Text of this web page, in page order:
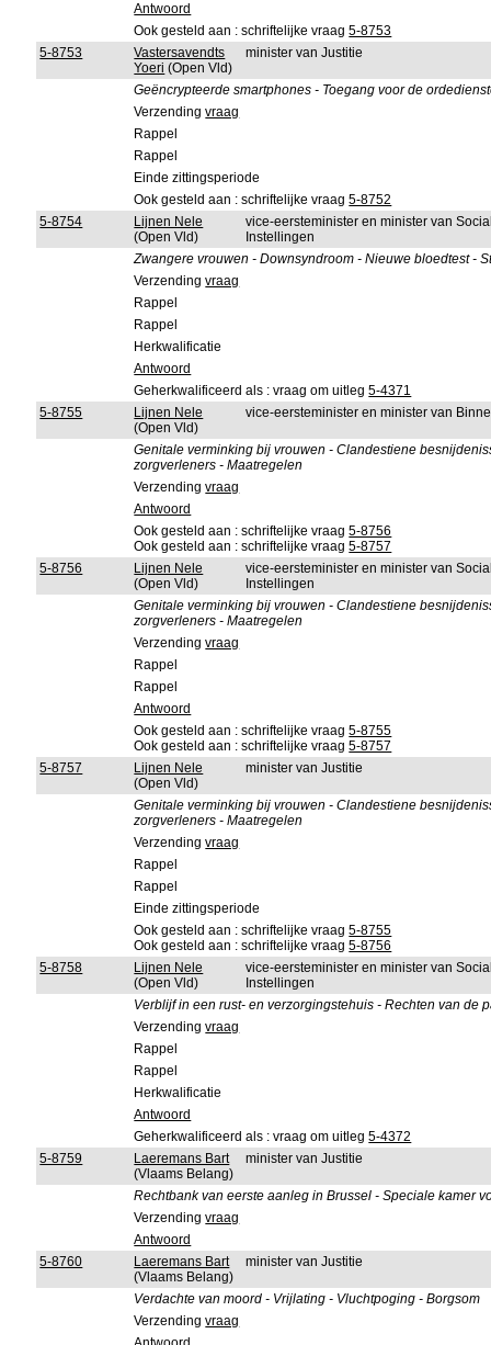
Antwoord
Ook gesteld aan : schriftelijke vraag5-8753
5-8753
Vastersavendts
Yoeri (Open Vld)
minister van Justitie
Geëncrypteerde smartphones - Toegang voor de
Verzendingvraag
Rappel
Rappel
Einde zittingsperiode
Ook gesteld aan : schriftelijke vraag5-8752
5-8754
Lijnen Nele
(Open Vld)
vice-eersteminister en minister van
Instellingen
Zwangere vrouwen - Downsyndroom - Nieuwe bloedtest -
Verzendingvraag
Rappel
Rappel
Herkwalificatie
Antwoord
Geherkwalificeerd als : vraag om uitleg5-4371
5-8755
Lijnen Nele
(Open Vld)
vice-eersteminister en minister van
Genitale verminking bij vrouwen - Clandestiene
zorgverleners - Maatregelen
Verzendingvraag
Antwoord
Ook gesteld aan : schriftelijke vraag5-8756
Ook gesteld aan : schriftelijke vraag5-8757
5-8756
Lijnen Nele
(Open Vld)
vice-eersteminister en minister van
Instellingen
Genitale verminking bij vrouwen - Clandestiene
zorgverleners - Maatregelen
Verzendingvraag
Rappel
Rappel
Antwoord
Ook gesteld aan : schriftelijke vraag5-8755
Ook gesteld aan : schriftelijke vraag5-8757
5-8757
Lijnen Nele
(Open Vld)
minister van Justitie
Genitale verminking bij vrouwen - Clandestiene
zorgverleners - Maatregelen
Verzendingvraag
Rappel
Rappel
Einde zittingsperiode
Ook gesteld aan : schriftelijke vraag5-8755
Ook gesteld aan : schriftelijke vraag5-8756
5-8758
Lijnen Nele
(Open Vld)
vice-eersteminister en minister van
Instellingen
Verblijf in een rust- en verzorgingstehuis - Rechten van de
Verzendingvraag
Rappel
Rappel
Herkwalificatie
Antwoord
Geherkwalificeerd als : vraag om uitleg5-4372
5-8759
Laeremans Bart
(Vlaams Belang)
minister van Justitie
Rechtbank van eerste aanleg in Brussel - Speciale kamer
Verzendingvraag
Antwoord
5-8760
Laeremans Bart
(Vlaams Belang)
minister van Justitie
Verdachte van moord - Vrijlating - Vluchtpoging - Borgsom
Verzendingvraag